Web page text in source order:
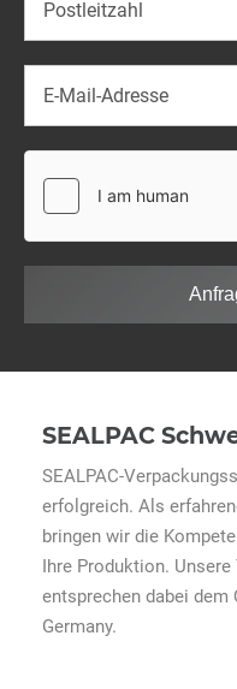
SEALPAC
SEALPAC-
erfolgreich. Als
bringen wir die
Ihre Produktion.
entsprechen dabei dem
Germany.